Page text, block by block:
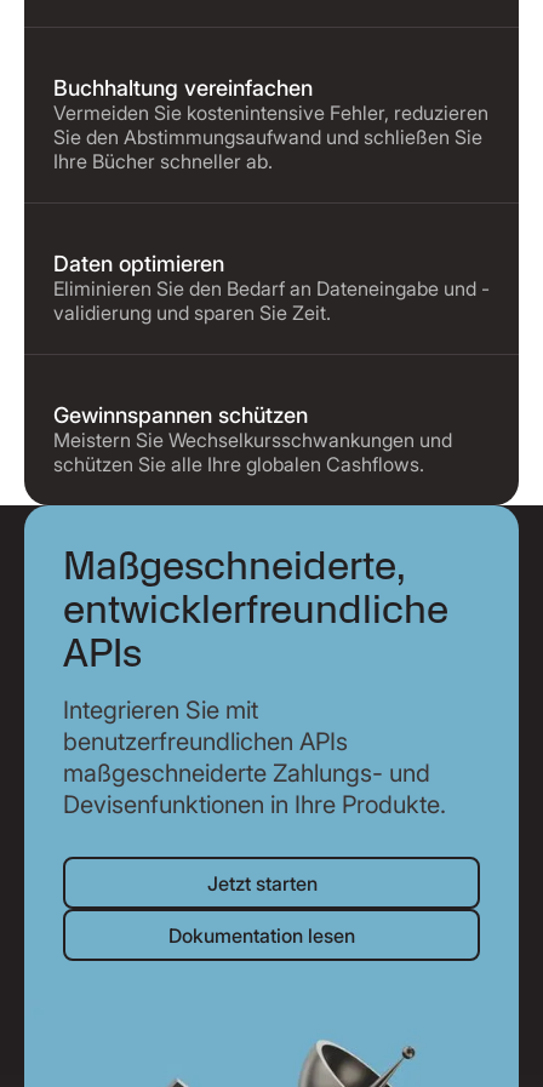
Buchhaltung vereinfachen
Vermeiden Sie kostenintensive Fehler, reduzieren
Sie den Abstimmungsaufwand und schließen Sie
Ihre Bücher schneller ab.
Daten optimieren
Eliminieren Sie den Bedarf an Dateneingabe und -
validierung und sparen Sie Zeit.
Gewinnspannen schützen
Meistern Sie Wechselkursschwankungen und
schützen Sie alle Ihre globalen Cashflows.
Maßgeschneiderte,
entwicklerfreundliche
APIs
Integrieren Sie mit
benutzerfreundlichen APIs
maßgeschneiderte Zahlungs- und
Devisenfunktionen in Ihre Produkte.
Jetzt starten
Jetzt starten
Dokumentation lesen
Dokumentation lesen